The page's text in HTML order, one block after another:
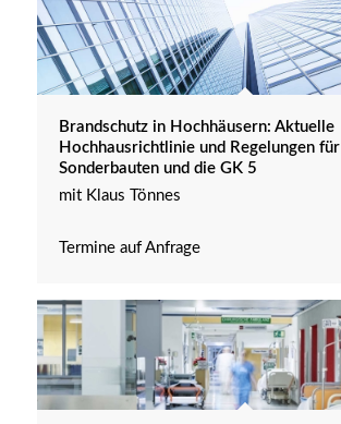
Brandschutz in Hochhäusern: Aktuelle
Hochhausrichtlinie und Regelungen für
Sonderbauten und die GK 5
mit Klaus Tönnes
Termine auf Anfrage